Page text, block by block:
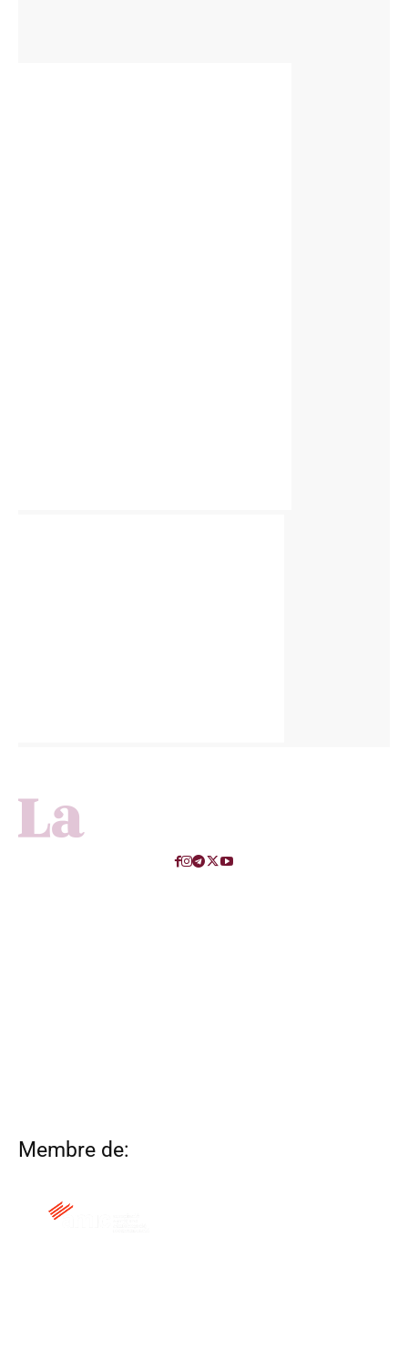
Membre de: